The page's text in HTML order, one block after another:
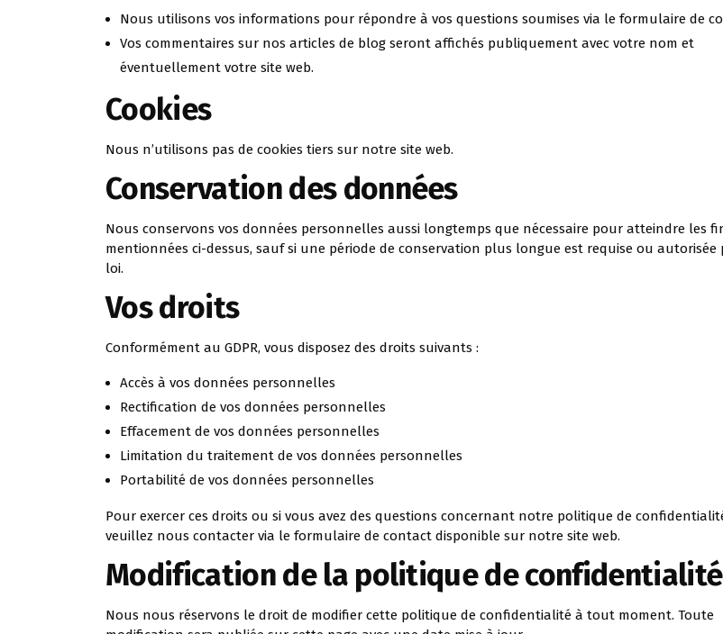
Nous utilisons vos informations pour répondre à vos questions soumises via le formulaire de
Vos commentaires sur nos articles de blog seront affichés publiquement avec votre nom et
éventuellement votre site web.
Cookies
Nous n’utilisons pas de cookies tiers sur notre site web.
Conservation des données
Nous conservons vos données personnelles aussi longtemps que nécessaire pour atteindre les
mentionnées ci-dessus, sauf si une période de conservation plus longue est requise ou autorisée
loi.
Vos droits
Conformément au GDPR, vous disposez des droits suivants :
Accès à vos données personnelles
Rectification de vos données personnelles
Effacement de vos données personnelles
Limitation du traitement de vos données personnelles
Portabilité de vos données personnelles
Pour exercer ces droits ou si vous avez des questions concernant notre politique de
veuillez nous contacter via le formulaire de contact disponible sur notre site web.
Modification de la politique de confidentialité
Nous nous réservons le droit de modifier cette politique de confidentialité à tout moment. Toute